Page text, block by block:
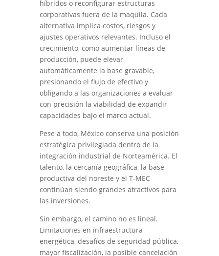
híbridos o reconfigurar estructuras
corporativas fuera de la maquila. Cada
alternativa implica costos, riesgos y
ajustes operativos relevantes. Incluso el
crecimiento, como aumentar líneas de
producción, puede elevar
automáticamente la base gravable,
presionando el flujo de efectivo y
obligando a las organizaciones a evaluar
con precisión la viabilidad de expandir
capacidades bajo el marco actual.
Pese a todo, México conserva una posición
estratégica privilegiada dentro de la
integración industrial de Norteamérica. El
talento, la cercanía geográfica, la base
productiva del noreste y el T-MEC
continúan siendo grandes atractivos para
las inversiones.
Sin embargo, el camino no es lineal.
Limitaciones en infraestructura
energética, desafíos de seguridad pública,
mayor fiscalización, la posible cancelación